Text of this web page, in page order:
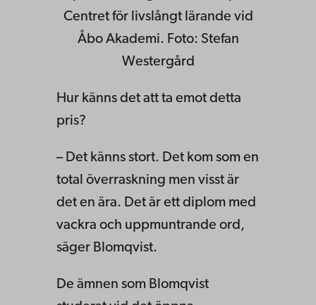
Centret för livslångt lärande vid
Åbo Akademi. Foto: Stefan
Westergård
Hur känns det att ta emot detta
pris?
– Det känns stort. Det kom som en
total överraskning men visst är
det en ära. Det är ett diplom med
vackra och uppmuntrande ord,
säger Blomqvist.
De ämnen som Blomqvist